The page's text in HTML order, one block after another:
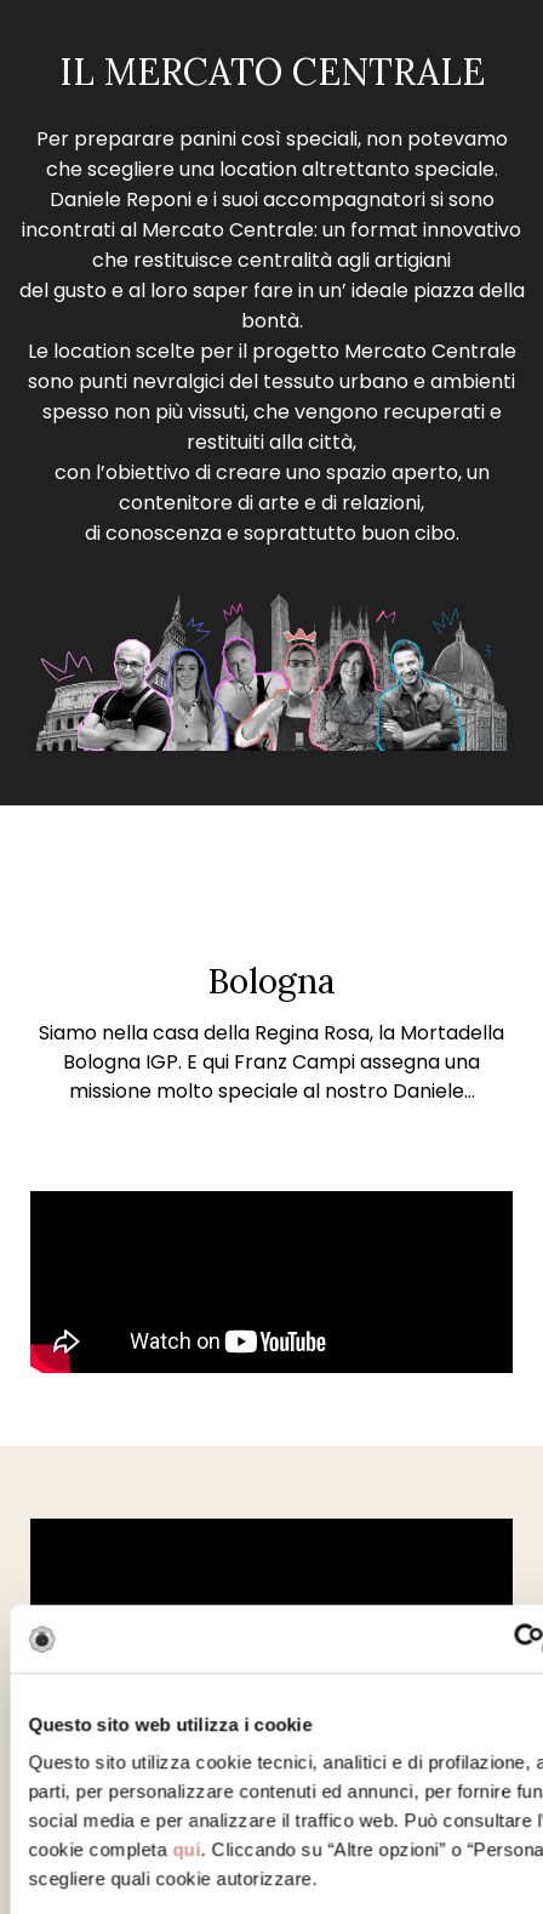
Questo sito web utilizza i cookie
Questo sito utilizza cookie tecnici, analitici e di profilazione,
parti, per personalizzare contenuti ed annunci, per fornire
social media e per analizzare il traffico web. Può consultare
cookie completa qui. Cliccando su “Altre opzioni” o
scegliere quali cookie autorizzare.
IL MERCATO CENTRALE
Per preparare panini così speciali, non potevamo
che scegliere una location altrettanto speciale.
Daniele Reponi e i suoi accompagnatori si sono
incontrati al Mercato Centrale: un format innovativo
che restituisce centralità agli artigiani
del gusto e al loro saper fare in un’ ideale piazza della
bontà.
Le location scelte per il progetto Mercato Centrale
sono punti nevralgici del tessuto urbano e ambienti
spesso non più vissuti, che vengono recuperati e
restituiti alla città,
con l’obiettivo di creare uno spazio aperto, un
contenitore di arte e di relazioni,
di conoscenza e soprattutto buon cibo.
Bologna
Siamo nella casa della Regina Rosa, la Mortadella
Bologna IGP. E qui Franz Campi assegna una
missione molto speciale al nostro Daniele…
Milano
Sonia Peronaci non ha dubbi: a Milano non vai da